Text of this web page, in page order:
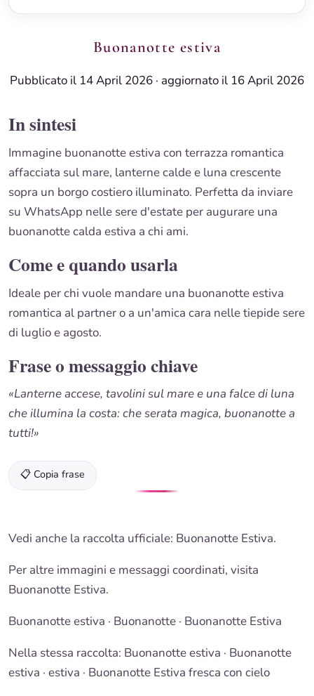
Buonanotte estiva
Pubblicato il 14 April 2026 · aggiornato il 16 April 2026
In sintesi
Immagine buonanotte estiva con terrazza romantica
affacciata sul mare, lanterne calde e luna crescente
sopra un borgo costiero illuminato. Perfetta da inviare
su WhatsApp nelle sere d'estate per augurare una
buonanotte calda estiva a chi ami.
Come e quando usarla
Ideale per chi vuole mandare una buonanotte estiva
romantica al partner o a un'amica cara nelle tiepide sere
di luglio e agosto.
Frase o messaggio chiave
«Lanterne accese, tavolini sul mare e una falce di luna
che illumina la costa: che serata magica, buonanotte a
tutti!»
📋 Copia frase
Vedi anche la raccolta ufficiale: Buonanotte Estiva.
Per altre immagini e messaggi coordinati, visita
Buonanotte Estiva.
Buonanotte estiva · Buonanotte · Buonanotte Estiva
Nella stessa raccolta: Buonanotte estiva · Buonanotte
estiva · estiva · Buonanotte Estiva fresca con cielo